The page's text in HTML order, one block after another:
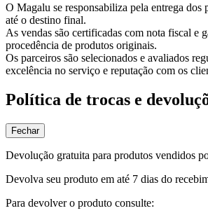
O Magalu se responsabiliza pela entrega dos
até o destino final.
As vendas são certificadas com nota fiscal e
procedência de produtos originais.
Os parceiros são selecionados e avaliados
excelência no serviço e reputação com os
Política de trocas e
Fechar
Devolução gratuita para produtos vendidos
Devolva seu produto em até 7 dias do
Para devolver o produto consulte: